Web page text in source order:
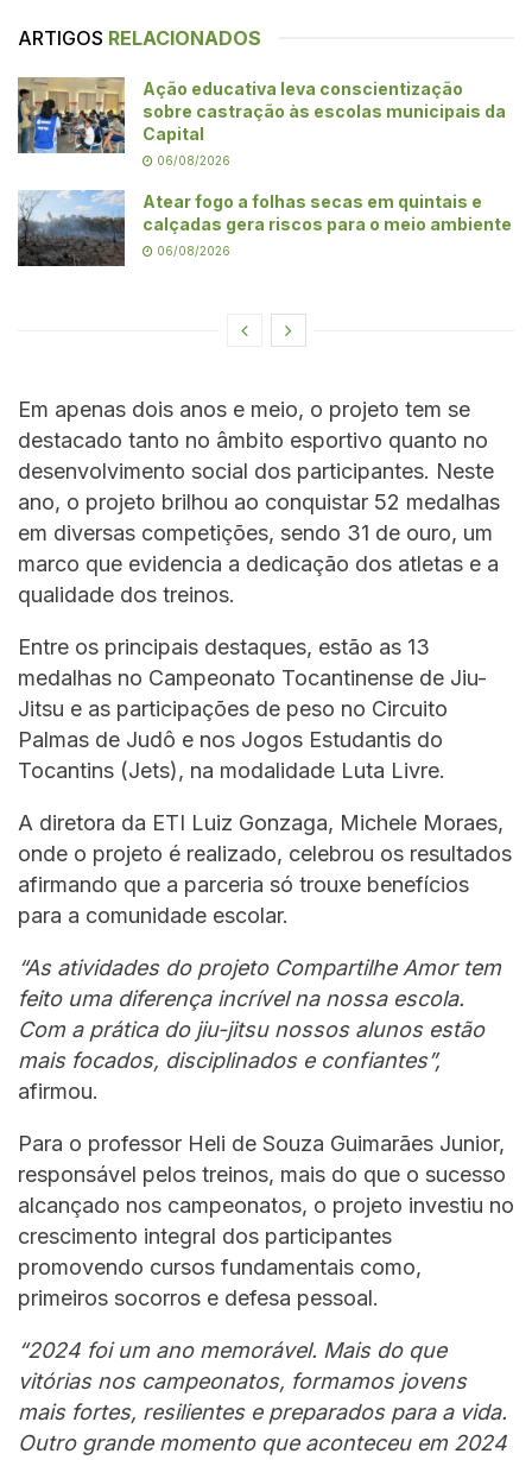
ARTIGOS RELACIONADOS
Ação educativa leva conscientização
sobre castração às escolas municipais da
Capital
06/08/2026
Atear fogo a folhas secas em quintais e
calçadas gera riscos para o meio ambiente
06/08/2026
Em apenas dois anos e meio, o projeto tem se
destacado tanto no âmbito esportivo quanto no
desenvolvimento social dos participantes. Neste
ano, o projeto brilhou ao conquistar 52 medalhas
em diversas competições, sendo 31 de ouro, um
marco que evidencia a dedicação dos atletas e a
qualidade dos treinos.
Entre os principais destaques, estão as 13
medalhas no Campeonato Tocantinense de Jiu-
Jitsu e as participações de peso no Circuito
Palmas de Judô e nos Jogos Estudantis do
Tocantins (Jets), na modalidade Luta Livre.
A diretora da ETI Luiz Gonzaga, Michele Moraes,
onde o projeto é realizado, celebrou os resultados
afirmando que a parceria só trouxe benefícios
para a comunidade escolar.
“As atividades do projeto Compartilhe Amor tem
feito uma diferença incrível na nossa escola.
Com a prática do jiu-jitsu nossos alunos estão
mais focados, disciplinados e confiantes”,
afirmou.
Para o professor Heli de Souza Guimarães Junior,
responsável pelos treinos, mais do que o sucesso
alcançado nos campeonatos, o projeto investiu no
crescimento integral dos participantes
promovendo cursos fundamentais como,
primeiros socorros e defesa pessoal.
“2024 foi um ano memorável. Mais do que
vitórias nos campeonatos, formamos jovens
mais fortes, resilientes e preparados para a vida.
Outro grande momento que aconteceu em 2024